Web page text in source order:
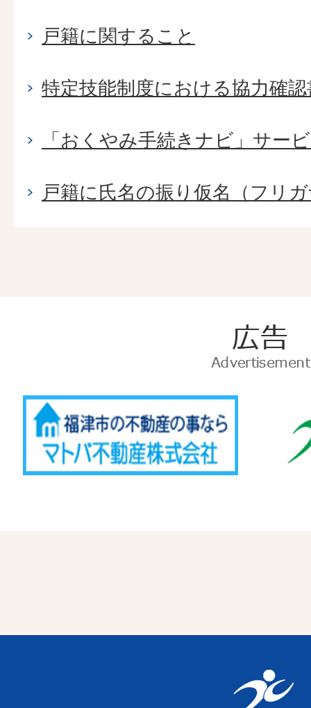
戸籍に関すること
特定技能制度における協力確
「おくやみ手続きナビ」サー
戸籍に氏名の振り仮名（フリ
告
福